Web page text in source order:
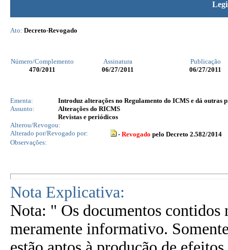
Ato: Decreto-Revogado
Número/Complemento Assinatura
Publicação
470/2011 06/27/2011 06/27/2011
Ementa:
Introduz alterações no Regulamento do ICMS e dá outras
Assunto:
Alterações do RICMS
Revistas e periódicos
Alterou/Revogou:
Alterado por/Revogado por:
- Revogado pelo Decreto 2.582/2014
Observações:
Nota Explicativa:
Nota: " Os documentos contidos
meramente informativo.